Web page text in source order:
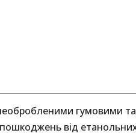
необробленими гумовими
від